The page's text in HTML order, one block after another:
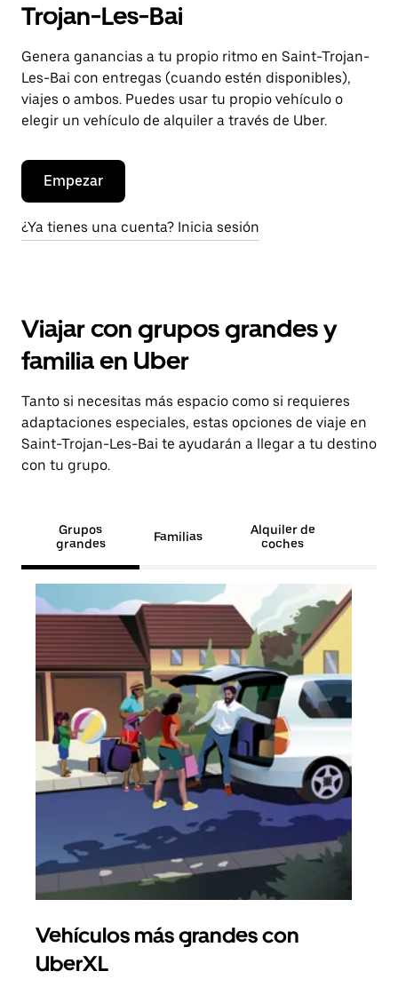
Trojan-Les-Bai
Genera ganancias a tu propio ritmo en Saint-Trojan-
Les-Bai con entregas (cuando estén disponibles),
viajes o ambos. Puedes usar tu propio vehículo o
elegir un vehículo de alquiler a través de Uber.
Empezar
¿Ya tienes una cuenta? Inicia sesión
Viajar con grupos grandes y
familia en Uber
Tanto si necesitas más espacio como si requieres
adaptaciones especiales, estas opciones de viaje en
Saint-Trojan-Les-Bai te ayudarán a llegar a tu destino
con tu grupo.
Grupos
grandes
Familias
Alquiler de
coches
Vehículos más grandes con
UberXL